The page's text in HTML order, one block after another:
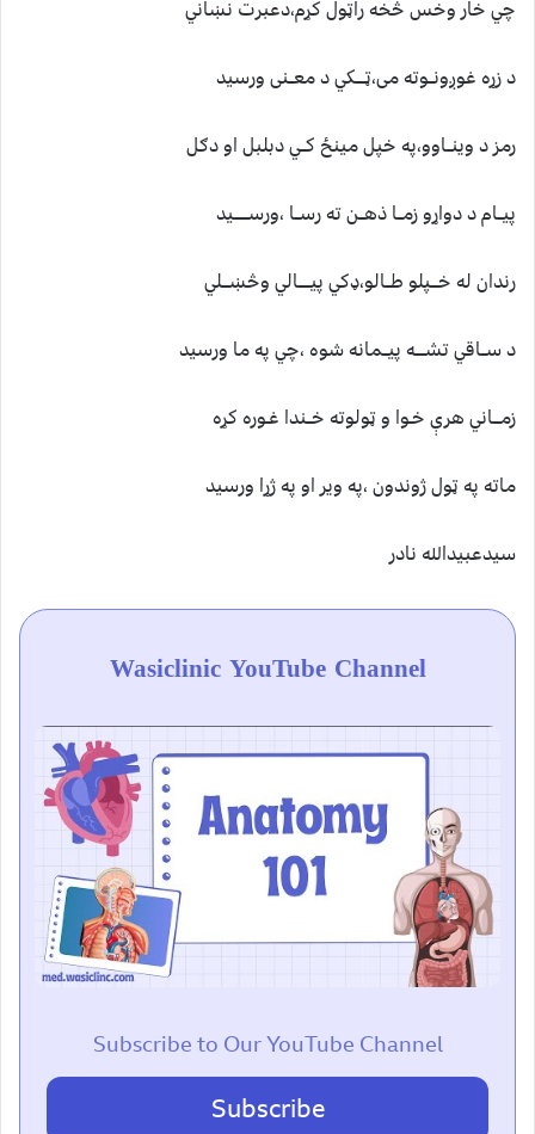
چي خار وخس څخه راټول کړم،دعبرت نښاني
د زړه غوږونــوته می،ټــــکي د معــنی ورسید
رمز د وینــاوو،په خپل مینځ کــي دبلبل او دګل
پیــام د دواړو زمــا ذهــن ته رســا ،ورســــــید
رندان له خـــپلو طــالو،ډکي پیـــــالي وڅښـــلي
د ســاقي تشــــه پیــمانه شوه ،چي په ما ورسید
زمـــاني هرې خـوا و ټولوته خــندا غـوره کړه
ماته په ټول ژوندون ،په ویر او په ژړا ورسید
سیدعبیدالله نادر
Wasiclinic YouTube Channel
Subscribe to Our YouTube Channel
Subscribe